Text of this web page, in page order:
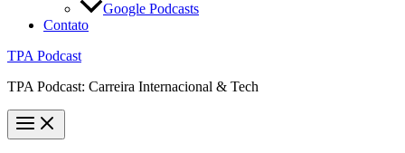
Google Podcasts
Contato
TPA Podcast
TPA Podcast: Carreira Internacional & Tech